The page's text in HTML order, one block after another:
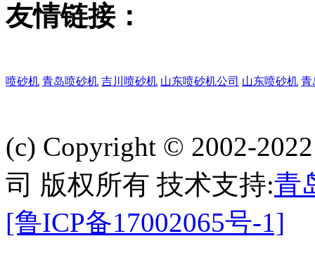
友情链接：
喷砂机 青岛喷砂机 吉川喷砂机 山东喷砂机公司 山东喷砂机 青
(c) Copyright © 2002-
司 版权所有 技术支持:青
[鲁ICP备17002065号-1]